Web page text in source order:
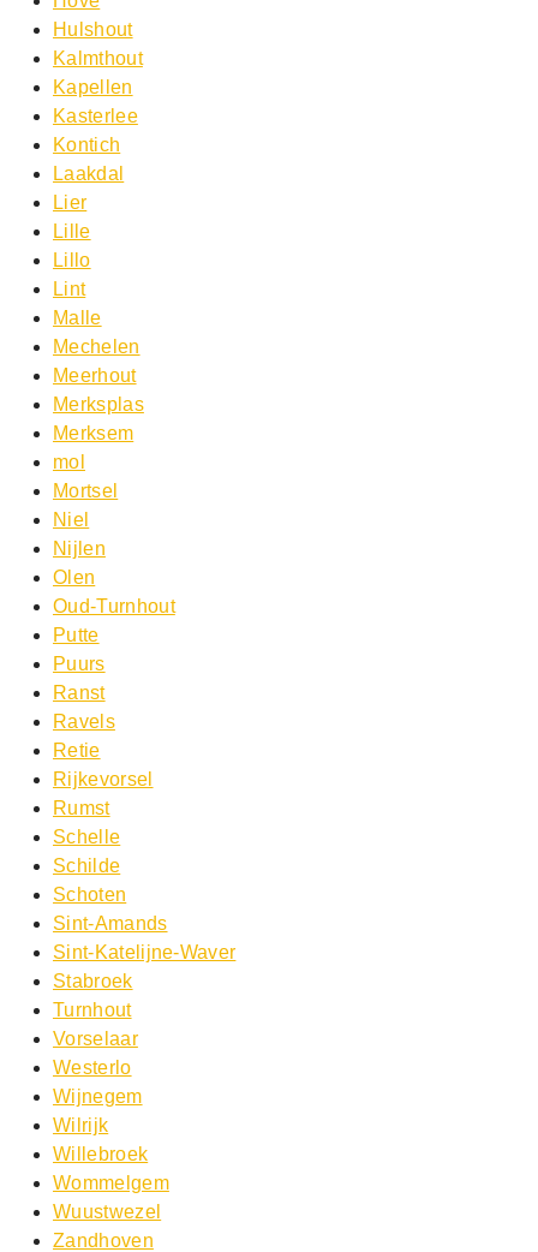
Hulshout
Kalmthout
Kapellen
Kasterlee
Kontich
Laakdal
Lier
Lille
Lillo
Lint
Malle
Mechelen
Meerhout
Merksplas
Merksem
mol
Mortsel
Niel
Nijlen
Olen
Oud-Turnhout
Putte
Puurs
Ranst
Ravels
Retie
Rijkevorsel
Rumst
Schelle
Schilde
Schoten
Sint-Amands
Sint-Katelijne-Waver
Stabroek
Turnhout
Vorselaar
Westerlo
Wijnegem
Wilrijk
Willebroek
Wommelgem
Wuustwezel
Zandhoven